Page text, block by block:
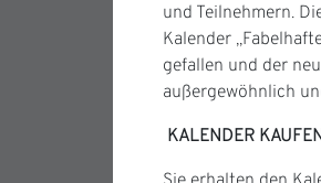
und Teilnehmern.
Kalender
gefallen und der
außergewöhnlich
KALENDER